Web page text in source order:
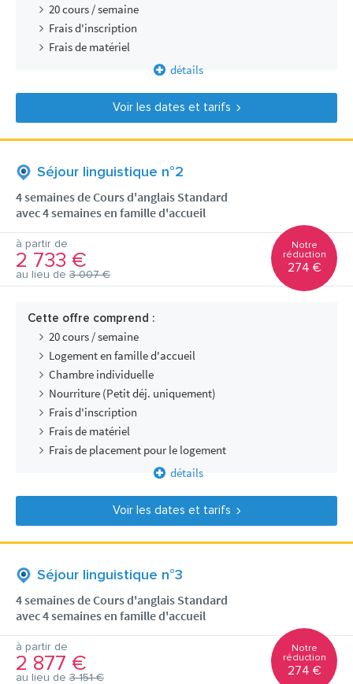
20 cours / semaine
Frais d'inscription
Frais de matériel
détails
Voir les dates et tarifs
Séjour linguistique n°2
4 semaines de Cours d'anglais Standard
avec 4 semaines en famille d'accueil
à partir de
2 733 €
au lieu de 3 007 €
Notre
réduction
274 €
Cette offre comprend :
20 cours / semaine
Logement en famille d'accueil
Chambre individuelle
Nourriture (Petit déj. uniquement)
Frais d'inscription
Frais de matériel
Frais de placement pour le logement
détails
Voir les dates et tarifs
Séjour linguistique n°3
4 semaines de Cours d'anglais Standard
avec 4 semaines en famille d'accueil
à partir de
2 877 €
au lieu de 3 151 €
Notre
réduction
274 €